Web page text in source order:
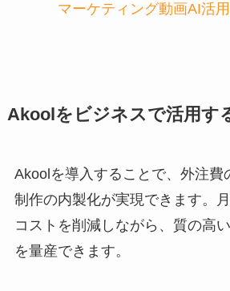
マーケティング動画AI活
Akoolをビジネスで活用す
Akoolを導入することで、外注費
制作の内製化が実現できます。
コストを削減しながら、質の高
を量産できます。